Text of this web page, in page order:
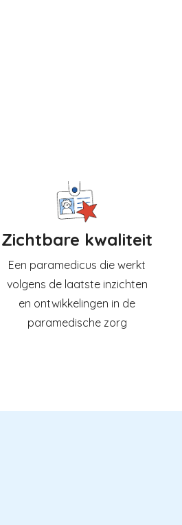
Zichtbare kwaliteit
Een paramedicus die werkt
volgens de laatste inzichten
en ontwikkelingen in de
paramedische zorg